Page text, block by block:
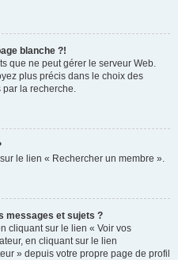
blanche ?!
que ne peut gérer le serveur Web.
plus précis dans le choix des
par la recherche.
le lien « Rechercher un membre ».
messages et sujets ?
cliquant sur le lien « Voir vos
en cliquant sur le lien
» depuis votre propre page de profil